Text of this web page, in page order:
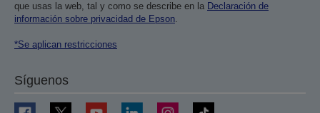
que usas la web, tal y como se describe en la Declaración de
información sobre privacidad de Epson.
*Se aplican restricciones
Síguenos